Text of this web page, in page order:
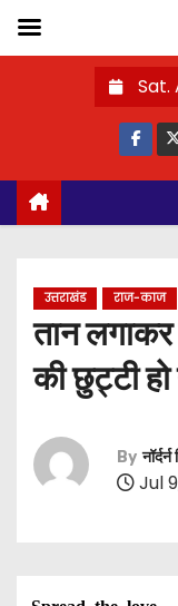
o
Sat.
उत्तराखंड राज-काज
तान
की छुट्टी
By नॉर्दर्न
Jul